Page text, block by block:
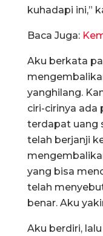
kuhadapi ini,”
Baca Juga:
Aku berkata
yanghilang.
ciri-cirinya ada
terdapat uang
telah berjanji
yang bisa
telah
benar. Aku
Aku berdiri,